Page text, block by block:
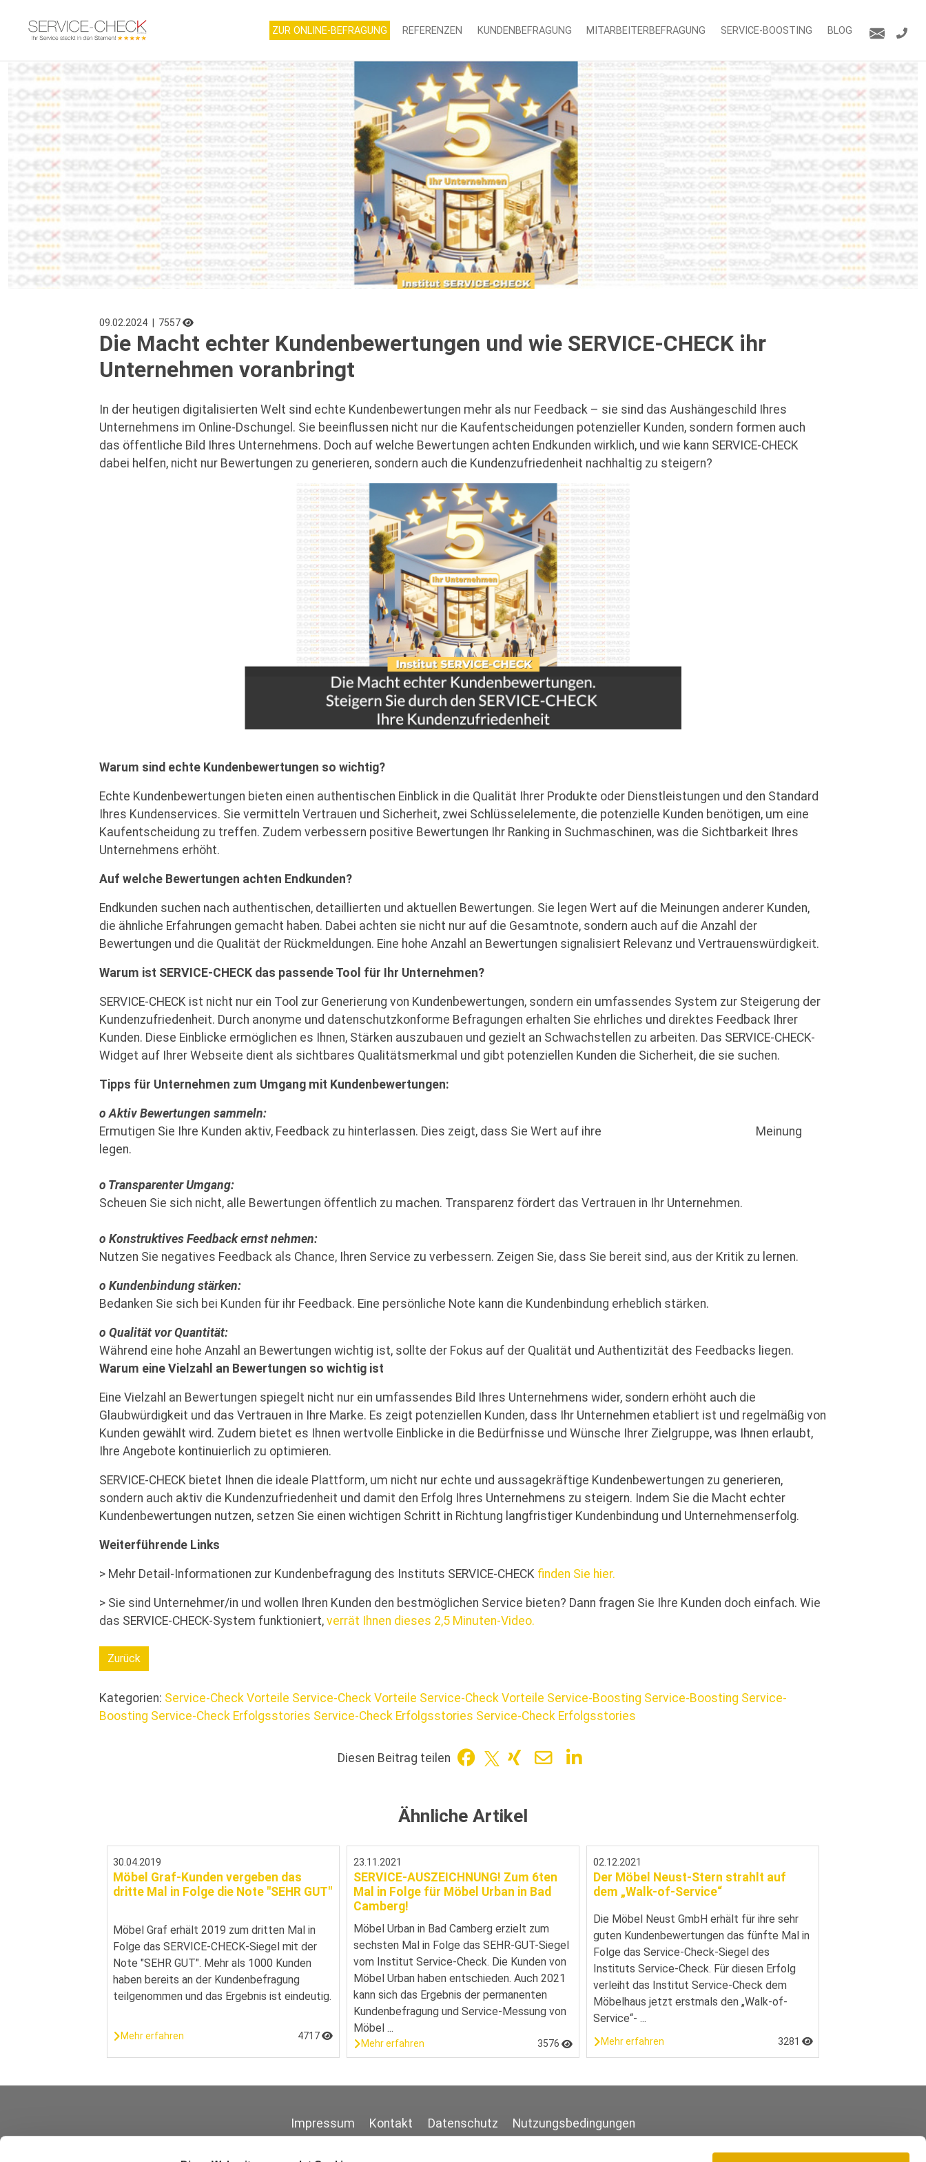
ZUR ONLINE-BEFRAGUNG REFERENZEN KUNDENBEFRAGUNG MITARBEITERBEFRAGUNG SERVICE-BOOSTING BLOG
09.02.2024 | 7557
Die Macht echter Kundenbewertungen und wie SERVICE-CHECK ihr
Unternehmen voranbringt
In der heutigen digitalisierten Welt sind echte Kundenbewertungen mehr als nur Feedback – sie sind das Aushängeschild Ihres
Unternehmens im Online-Dschungel. Sie beeinflussen nicht nur die Kaufentscheidungen potenzieller Kunden, sondern formen auch
das öffentliche Bild Ihres Unternehmens. Doch auf welche Bewertungen achten Endkunden wirklich, und wie kann SERVICE-CHECK
dabei helfen, nicht nur Bewertungen zu generieren, sondern auch die Kundenzufriedenheit nachhaltig zu steigern?
Warum sind echte Kundenbewertungen so wichtig?
Echte Kundenbewertungen bieten einen authentischen Einblick in die Qualität Ihrer Produkte oder Dienstleistungen und den Standard
Ihres Kundenservices. Sie vermitteln Vertrauen und Sicherheit, zwei Schlüsselelemente, die potenzielle Kunden benötigen, um eine
Kaufentscheidung zu treffen. Zudem verbessern positive Bewertungen Ihr Ranking in Suchmaschinen, was die Sichtbarkeit Ihres
Unternehmens erhöht.
Auf welche Bewertungen achten Endkunden?
Endkunden suchen nach authentischen, detaillierten und aktuellen Bewertungen. Sie legen Wert auf die Meinungen anderer Kunden,
die ähnliche Erfahrungen gemacht haben. Dabei achten sie nicht nur auf die Gesamtnote, sondern auch auf die Anzahl der
Bewertungen und die Qualität der Rückmeldungen. Eine hohe Anzahl an Bewertungen signalisiert Relevanz und Vertrauenswürdigkeit.
Warum ist SERVICE-CHECK das passende Tool für Ihr Unternehmen?
SERVICE-CHECK ist nicht nur ein Tool zur Generierung von Kundenbewertungen, sondern ein umfassendes System zur Steigerung der
Kundenzufriedenheit. Durch anonyme und datenschutzkonforme Befragungen erhalten Sie ehrliches und direktes Feedback Ihrer
Kunden. Diese Einblicke ermöglichen es Ihnen, Stärken auszubauen und gezielt an Schwachstellen zu arbeiten. Das SERVICE-CHECK-
Widget auf Ihrer Webseite dient als sichtbares Qualitätsmerkmal und gibt potenziellen Kunden die Sicherheit, die sie suchen.
Tipps für Unternehmen zum Umgang mit Kundenbewertungen:
o Aktiv Bewertungen sammeln:
Ermutigen Sie Ihre Kunden aktiv, Feedback zu hinterlassen. Dies zeigt, dass Sie Wert auf ihre Meinung
legen.
o Transparenter Umgang:
Scheuen Sie sich nicht, alle Bewertungen öffentlich zu machen. Transparenz fördert das Vertrauen in Ihr Unternehmen.
o Konstruktives Feedback ernst nehmen:
Nutzen Sie negatives Feedback als Chance, Ihren Service zu verbessern. Zeigen Sie, dass Sie bereit sind, aus der Kritik zu lernen.
o Kundenbindung stärken:
Bedanken Sie sich bei Kunden für ihr Feedback. Eine persönliche Note kann die Kundenbindung erheblich stärken.
o Qualität vor Quantität:
Während eine hohe Anzahl an Bewertungen wichtig ist, sollte der Fokus auf der Qualität und Authentizität des Feedbacks liegen.
Warum eine Vielzahl an Bewertungen so wichtig ist
Eine Vielzahl an Bewertungen spiegelt nicht nur ein umfassendes Bild Ihres Unternehmens wider, sondern erhöht auch die
Glaubwürdigkeit und das Vertrauen in Ihre Marke. Es zeigt potenziellen Kunden, dass Ihr Unternehmen etabliert ist und regelmäßig von
Kunden gewählt wird. Zudem bietet es Ihnen wertvolle Einblicke in die Bedürfnisse und Wünsche Ihrer Zielgruppe, was Ihnen erlaubt,
Ihre Angebote kontinuierlich zu optimieren.
SERVICE-CHECK bietet Ihnen die ideale Plattform, um nicht nur echte und aussagekräftige Kundenbewertungen zu generieren,
sondern auch aktiv die Kundenzufriedenheit und damit den Erfolg Ihres Unternehmens zu steigern. Indem Sie die Macht echter
Kundenbewertungen nutzen, setzen Sie einen wichtigen Schritt in Richtung langfristiger Kundenbindung und Unternehmenserfolg.
Weiterführende Links
> Mehr Detail-Informationen zur Kundenbefragung des Instituts SERVICE-CHECK finden Sie hier.
> Sie sind Unternehmer/in und wollen Ihren Kunden den bestmöglichen Service bieten? Dann fragen Sie Ihre Kunden doch einfach. Wie
das SERVICE-CHECK-System funktioniert, verrät Ihnen dieses 2,5 Minuten-Video.
Zurück
Kategorien: Service-Check Vorteile Service-Check Vorteile Service-Check Vorteile Service-Boosting Service-Boosting Service-
Boosting Service-Check Erfolgsstories Service-Check Erfolgsstories Service-Check Erfolgsstories
Diesen Beitrag teilen
Ähnliche Artikel
30.04.2019
Möbel Graf-Kunden vergeben das
dritte Mal in Folge die Note "SEHR GUT"
Möbel Graf erhält 2019 zum dritten Mal in
Folge das SERVICE-CHECK-Siegel mit der
Note "SEHR GUT". Mehr als 1000 Kunden
haben bereits an der Kundenbefragung
teilgenommen und das Ergebnis ist eindeutig.
Mehr erfahren 4717
23.11.2021
SERVICE-AUSZEICHNUNG! Zum 6ten
Mal in Folge für Möbel Urban in Bad
Camberg!
Möbel Urban in Bad Camberg erzielt zum
sechsten Mal in Folge das SEHR-GUT-Siegel
vom Institut Service-Check. Die Kunden von
Möbel Urban haben entschieden. Auch 2021
kann sich das Ergebnis der permanenten
Kundenbefragung und Service-Messung von
Möbel ...
Mehr erfahren 3576
02.12.2021
Der Möbel Neust-Stern strahlt auf
dem „Walk-of-Service“
Die Möbel Neust GmbH erhält für ihre sehr
guten Kundenbewertungen das fünfte Mal in
Folge das Service-Check-Siegel des
Instituts Service-Check. Für diesen Erfolg
verleiht das Institut Service-Check dem
Möbelhaus jetzt erstmals den „Walk-of-
Service“- ...
Mehr erfahren 3281
Impressum Kontakt Datenschutz Nutzungsbedingungen